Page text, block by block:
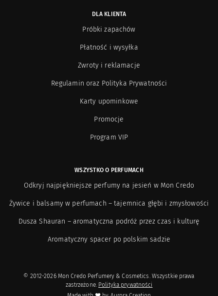
DLA KLIENTA
Próbki zapachów
Płatność i wysyłka
Zwroty i reklamacje
Regulamin oraz Polityka Prywatności
Karty upominkowe
Promocje
Program VIP
WSZYSTKO O PERFUMACH
Odkryj najpiękniejsze perfumy na jesień w Mon Credo
Żywice i balsamy w perfumach – tajemnica głębi i zmysłowości
Dusza Shauran – aromatyczna podróż przez czas i kulturę
Aromatyczny spacer po polskim sadzie
© 2012-2026 Mon Credo Perfumery & Cosmetics. Wszystkie prawa
zastrzeżone. Polityka prywatności